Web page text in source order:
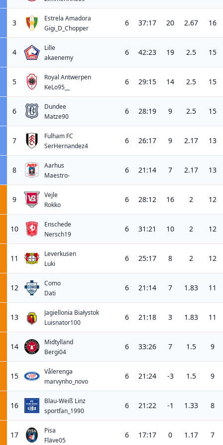
3
Estrela Amadora
Gigi_D_Chopper
6 37:17 20 2.67 16
4
Lille
akaenemy
6 42:23 19 2.5 15
5
Royal Antwerpen
KeLo95__
6 29:15 14 2.5 15
6
Dundee
Matze90
6 28:19 9 2.5 15
7
Fulham FC
SerHernandez4
6 26:17 9 2.17 13
8
Aarhus
Maestro-
6 21:14 7 2.17 13
9
Vejle
Rokko
6 28:12 16 2 12
10
Enschede
Nersch19
6 31:21 10 2 12
11
Leverkusen
Luki
6 25:17 8 2 12
12
Como
Dati
6 21:14 7 1.83 11
13
Jagiellonia Białystok
Luisnator100
6 21:18 3 1.83 11
14
Midtylland
Bergi04
6 33:26 7 1.5 9
15
Vålerenga
marvynho_novo
6 21:24 -3 1.5 9
16
Blau-Weiß Linz
sportfan_1990
6 21:22 -1 1.33 8
17
Pisa
Fläve05
6 17:17 0 1.17 7